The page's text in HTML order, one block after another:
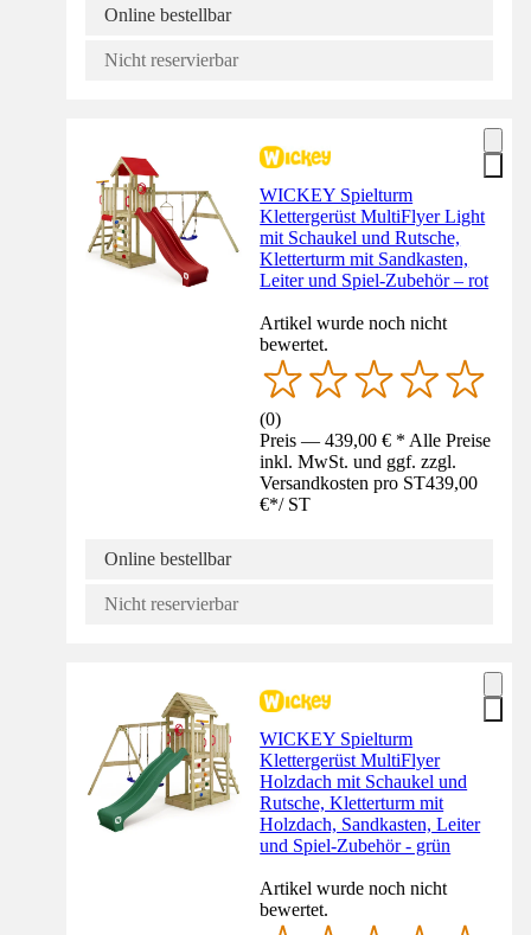
Online bestellbar
Nicht reservierbar
WICKEY Spielturm
Klettergerüst MultiFlyer Light
mit Schaukel und Rutsche,
Kletterturm mit Sandkasten,
Leiter und Spiel-Zubehör – rot
Artikel wurde noch nicht
bewertet.
(0)
Preis — 439,00 € * Alle Preise
inkl. MwSt. und ggf. zzgl.
Versandkosten pro ST439,00
€*/ ST
Online bestellbar
Nicht reservierbar
WICKEY Spielturm
Klettergerüst MultiFlyer
Holzdach mit Schaukel und
Rutsche, Kletterturm mit
Holzdach, Sandkasten, Leiter
und Spiel-Zubehör - grün
Artikel wurde noch nicht
bewertet.